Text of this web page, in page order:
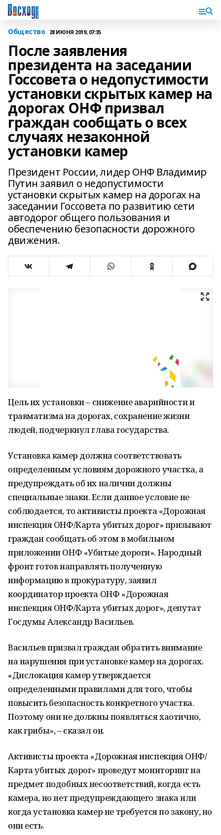
Общество 28 ИЮНЯ 2019, 07:35
После заявления
президента на заседании
Госсовета о недопустимости
установки скрытых камер на
дорогах ОНФ призвал
граждан сообщать о всех
случаях незаконной
установки камер
Президент России, лидер ОНФ Владимир
Путин заявил о недопустимости
установки скрытых камер на дорогах на
заседании Госсовета по развитию сети
автодорог общего пользования и
обеспечению безопасности дорожного
движения.
Цель их установки – снижение аварийности и
травматизма на дорогах, сохранение жизни
людей, подчеркнул глава государства.
Установка камер должна соответствовать
определенным условиям дорожного участка, а
предупреждать об их наличии должны
специальные знаки. Если данное условие не
соблюдается, то активисты проекта «Дорожная
инспекция ОНФ/Карта убитых дорог» призывают
граждан сообщать об этом в мобильном
приложении ОНФ «Убитые дороги». Народный
фронт готов направлять полученную
информацию в прокуратуру, заявил
координатор проекта ОНФ «Дорожная
инспекция ОНФ/Карта убитых дорог», депутат
Госдумы Александр Васильев.
Васильев призвал граждан обратить внимание
на нарушения при установке камер на дорогах.
«Дислокация камер утверждается
определенными правилами для того, чтобы
повысить безопасность конкретного участка.
Поэтому они не должны появляться хаотично,
как грибы», – сказал он.
Активисты проекта «Дорожная инспекция ОНФ/
Карта убитых дорог» проведут мониторинг на
предмет подобных несоответствий, когда есть
камера, но нет предупреждающего знака или
когда установка камер не требуется по закону, но
они есть.